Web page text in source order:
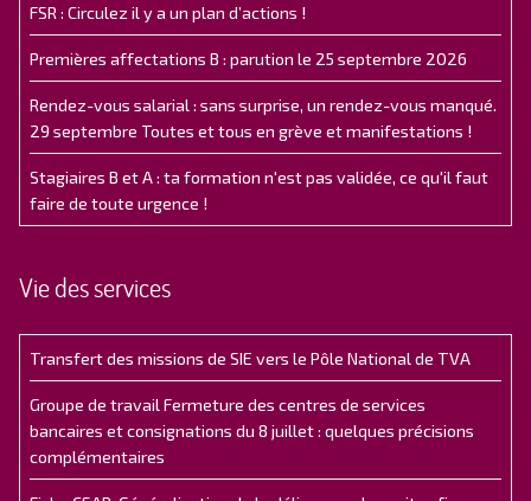
FSR : Circulez il y a un plan d’actions !
Premières affectations B : parution le 25 septembre 2026
Rendez-vous salarial : sans surprise, un rendez-vous manqué.
29 septembre Toutes et tous en grève et manifestations !
Stagiaires B et A : ta formation n'est pas validée, ce qu'il faut
faire de toute urgence !
Vie des services
Transfert des missions de SIE vers le Pôle National de TVA
Groupe de travail Fermeture des centres de services
bancaires et consignations du 8 juillet : quelques précisions
complémentaires